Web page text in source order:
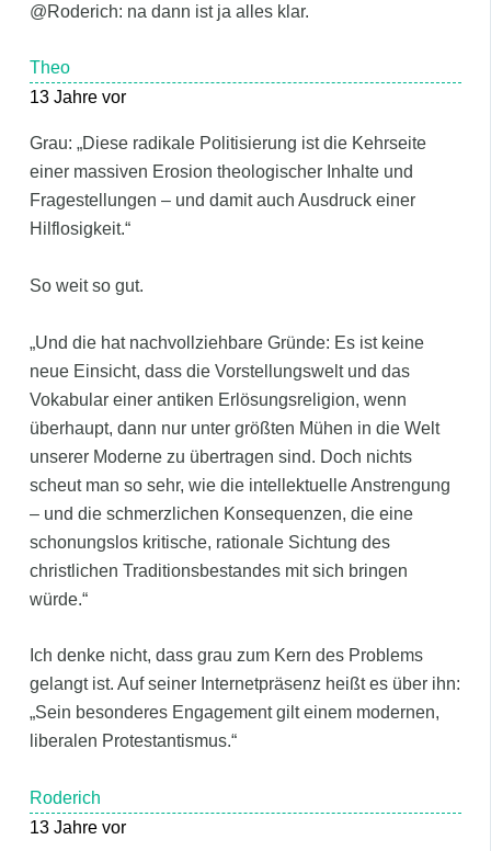
@Roderich: na dann ist ja alles klar.
Theo
13 Jahre vor
Grau: „Diese radikale Politisierung ist die Kehrseite
einer massiven Erosion theologischer Inhalte und
Fragestellungen – und damit auch Ausdruck einer
Hilflosigkeit.“
So weit so gut.
„Und die hat nachvollziehbare Gründe: Es ist keine
neue Einsicht, dass die Vorstellungswelt und das
Vokabular einer antiken Erlösungsreligion, wenn
überhaupt, dann nur unter größten Mühen in die Welt
unserer Moderne zu übertragen sind. Doch nichts
scheut man so sehr, wie die intellektuelle Anstrengung
– und die schmerzlichen Konsequenzen, die eine
schonungslos kritische, rationale Sichtung des
christlichen Traditionsbestandes mit sich bringen
würde.“
Ich denke nicht, dass grau zum Kern des Problems
gelangt ist. Auf seiner Internetpräsenz heißt es über ihn:
„Sein besonderes Engagement gilt einem modernen,
liberalen Protestantismus.“
Roderich
13 Jahre vor